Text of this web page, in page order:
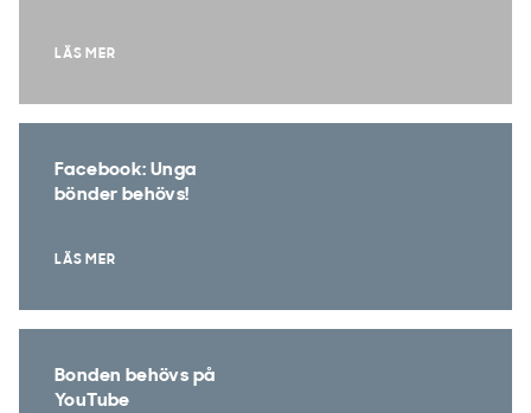
LÄS MER
Facebook: Unga
bönder behövs!
LÄS MER
Bonden behövs på
YouTube